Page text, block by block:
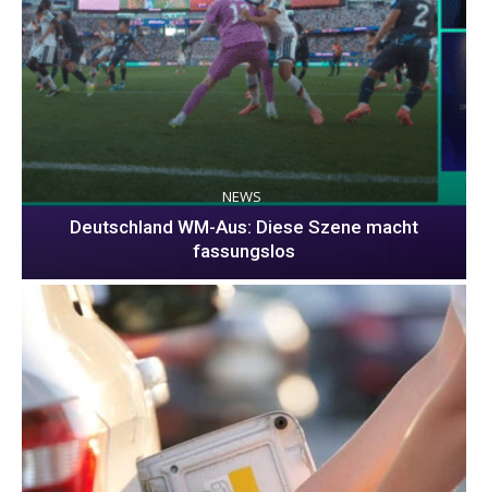
NEWS
Deutschland WM-Aus: Diese Szene macht
fassungslos